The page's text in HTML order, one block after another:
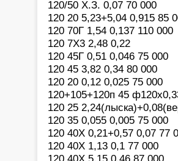
120/50 Х.З. 0,07 70 000
120 20 5,23+5,04 0,915 85
120 70Г 1,54 0,137 110 000
120 7Х3 2,48 0,22
120 45Г 0,51 0,046 75 000
120 45 3,82 0,34 80 000
120 20 0,12 0,025 75 000
120+105+120п 45
120 25
120 35 0,055 0,005 75 000
120 40Х 0,21+0,57 0,07 77
120 40Х 1,13 0,1 77 000
120 40Х 5,15 0,46 87 000